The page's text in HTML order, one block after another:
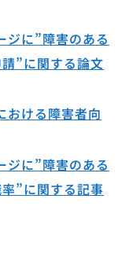
ジに”障害のある
”に関する論文
おける障害者向
ジに”障害のある
”に関する記事